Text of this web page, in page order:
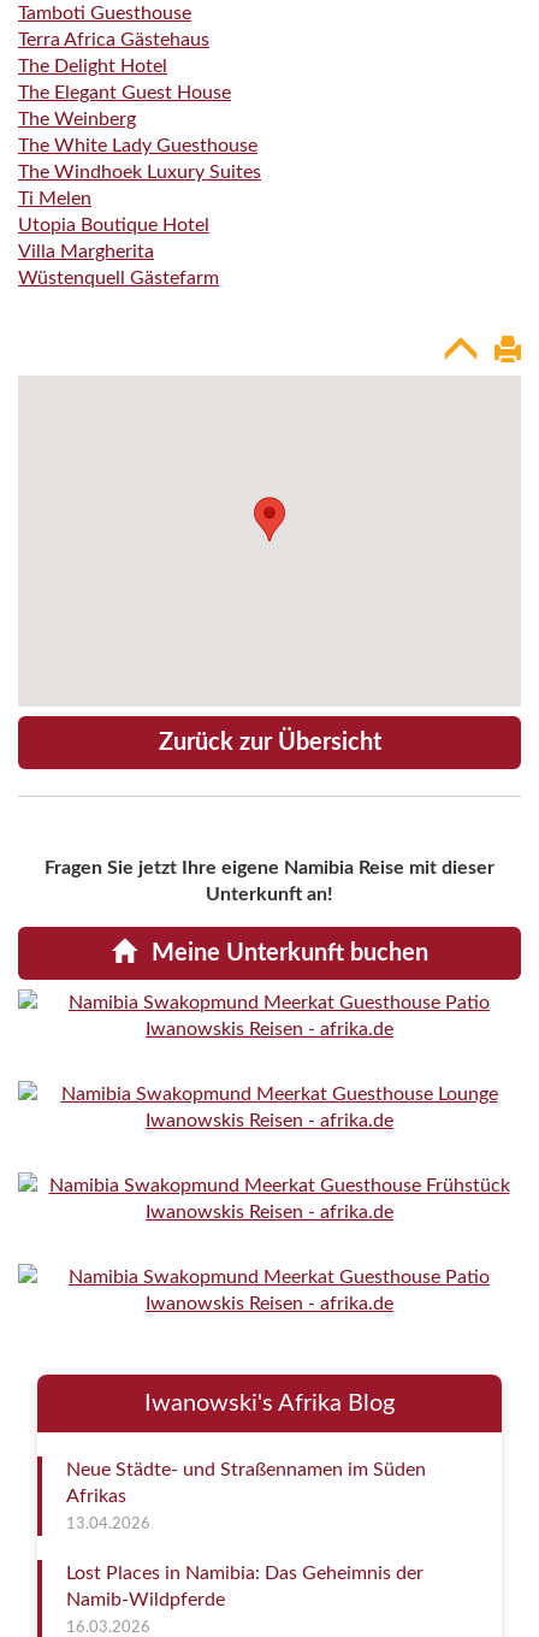
Tamboti Guesthouse
Terra Africa Gästehaus
The Delight Hotel
The Elegant Guest House
The Weinberg
The White Lady Guesthouse
The Windhoek Luxury Suites
Ti Melen
Utopia Boutique Hotel
Villa Margherita
Wüstenquell Gästefarm
Zurück zur Übersicht
Fragen Sie jetzt Ihre eigene Namibia Reise mit dieser
Unterkunft an!
Meine Unterkunft buchen
Iwanowski's Afrika Blog
Neue Städte- und Straßennamen im Süden
Afrikas
13.04.2026
Lost Places in Namibia: Das Geheimnis der
Namib-Wildpferde
16.03.2026